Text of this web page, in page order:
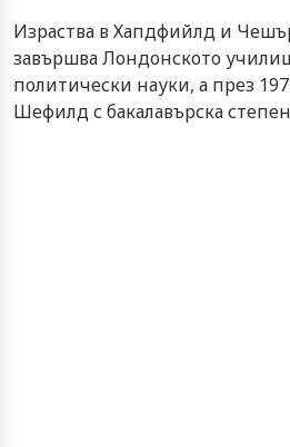
Израства в Хапдфийлд и
завършва Лондонското
политически науки, а през
Шефилд с бакалавърска